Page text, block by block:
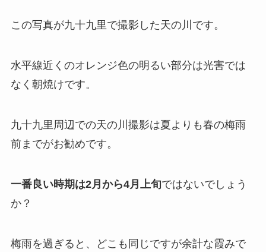
この写真が九十九里で撮影した天の川です。
水平線近くのオレンジ色の明るい部分は光害では
なく朝焼けです。
九十九里周辺での天の川撮影は夏よりも春の梅雨
前までがお勧めです。
一番良い時期は2月から4月上旬ではないでしょう
か？
梅雨を過ぎると、どこも同じですが余計な霞みで